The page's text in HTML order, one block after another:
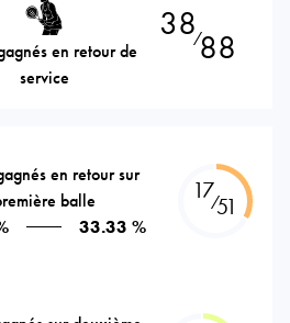
en retour de
service
38⁄88
en retour sur
balle
33.33 %
17⁄51